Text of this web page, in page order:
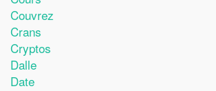
Couvrez
Crans
Cryptos
Dalle
Date